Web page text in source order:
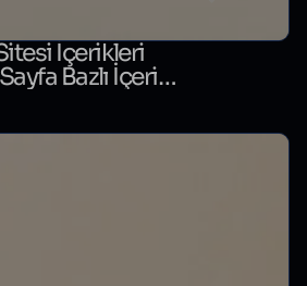
İçerikleri
Bazlı İçerik